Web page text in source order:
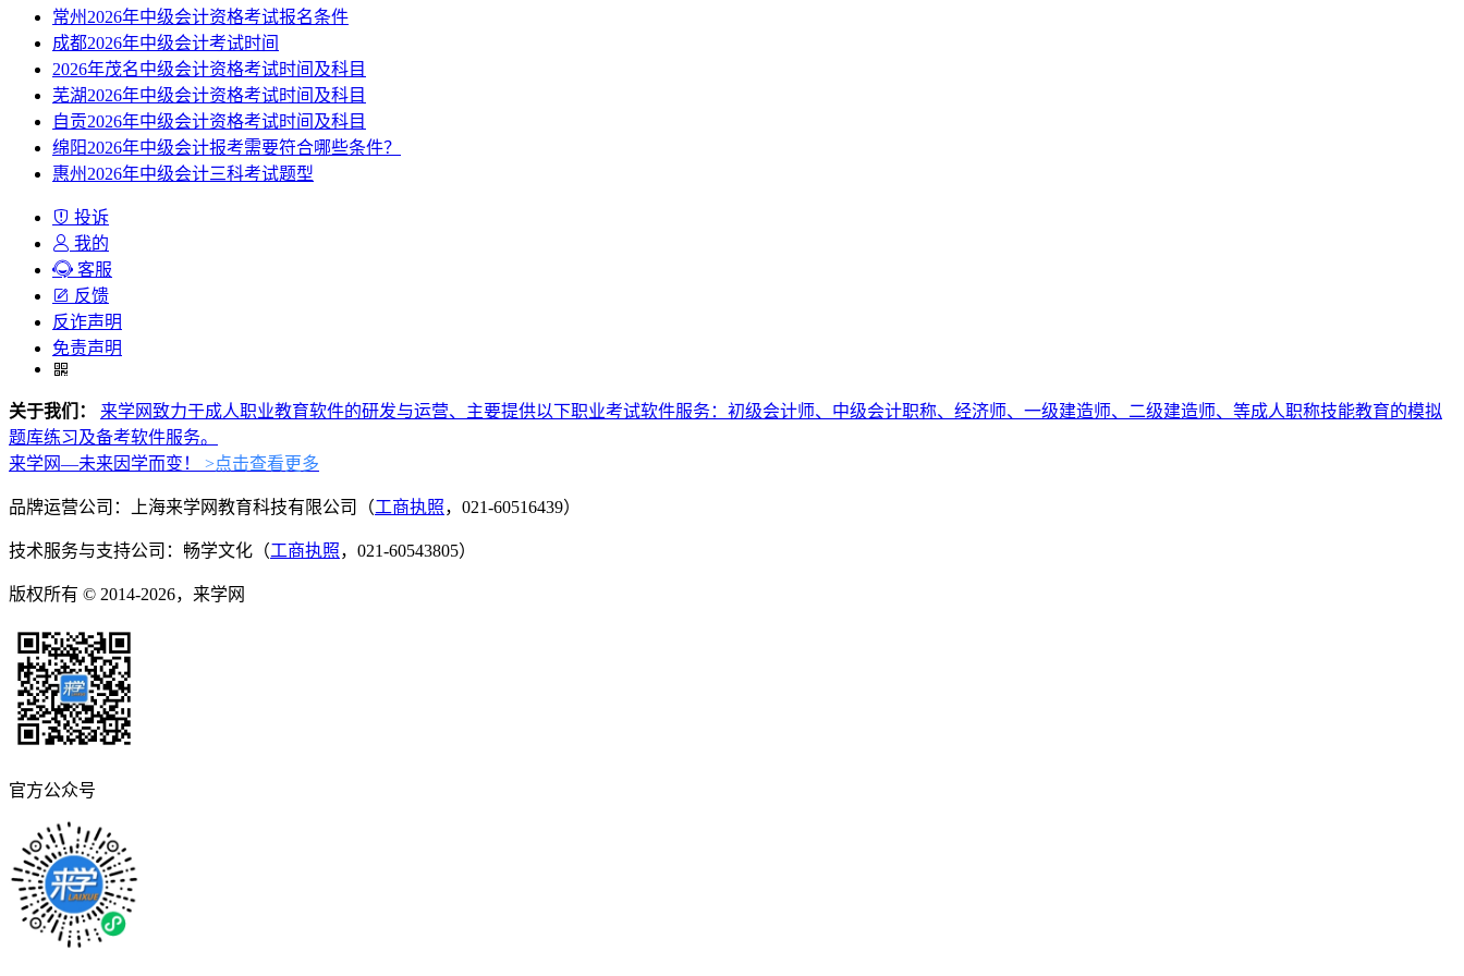
常州2026年中级会计资格考试报名条件
成都2026年中级会计考试时间
2026年茂名中级会计资格考试时间及科目
芜湖2026年中级会计资格考试时间及科目
自贡2026年中级会计资格考试时间及科目
绵阳2026年中级会计报考需要符合哪些条件？
惠州2026年中级会计三科考试题型
投诉
我的
客服
反馈
反诈声明
免责声明
关于我们：
来学网致力于成人职业教育软件的研发与运营、主要提供以下职业考试软件服务：初级会计师、中级会计职称、经济师、一级建造师、二级建造师、等成人职称技能教育的模拟
题库练习及备考软件服务。
来学网—未来因学而变！
>点击查看更多
品牌运营公司：上海来学网教育科技有限公司（工商执照，021-60516439）
技术服务与支持公司：畅学文化（工商执照，021-60543805）
版权所有 © 2014-2026，来学网
官方公众号